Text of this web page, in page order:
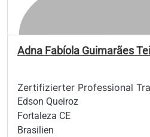
Adna Fabíola Guimarães
Zertifizierter Professional
Edson Queiroz
Fortaleza CE
Brasilien